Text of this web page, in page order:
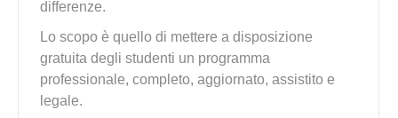
differenze.
Lo scopo è quello di mettere a disposizione
gratuita degli studenti un programma
professionale, completo, aggiornato, assistito e
legale.